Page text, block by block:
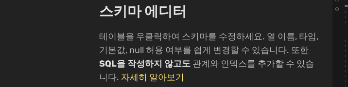
스키마 에디터
테이블을 우클릭하여 스키마를 수정하세요. 열 이름, 타입,
기본값, null 허용 여부를 쉽게 변경할 수 있습니다. 또한
SQL을 작성하지 않고도 관계와 인덱스를 추가할 수 있습
니다. 자세히 알아보기